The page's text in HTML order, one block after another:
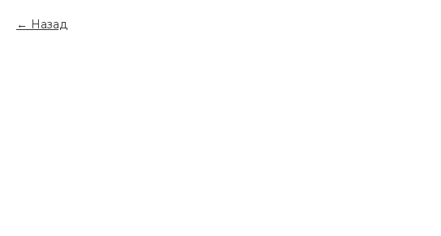
Назад